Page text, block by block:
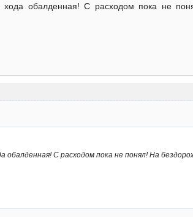
обалденная! С расходом пока не
С расходом пока не понял! На